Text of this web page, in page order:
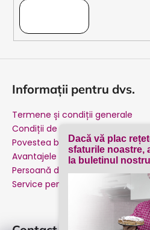
Informații pentru dvs.
Termene și condiții generale
Condiții de protecție a datelor
Povestea brandului nostru
Avantajele achiziției de la
Persoană de contact
Service pentru garanție și post-
Dacă vă plac
sfaturile noastre,
la buletinul